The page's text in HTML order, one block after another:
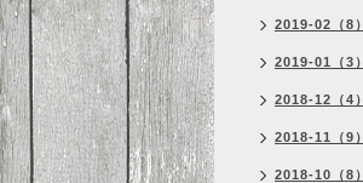
2019-02（8）
2019-01（3）
2018-12（4）
2018-11（9）
2018-10（8）